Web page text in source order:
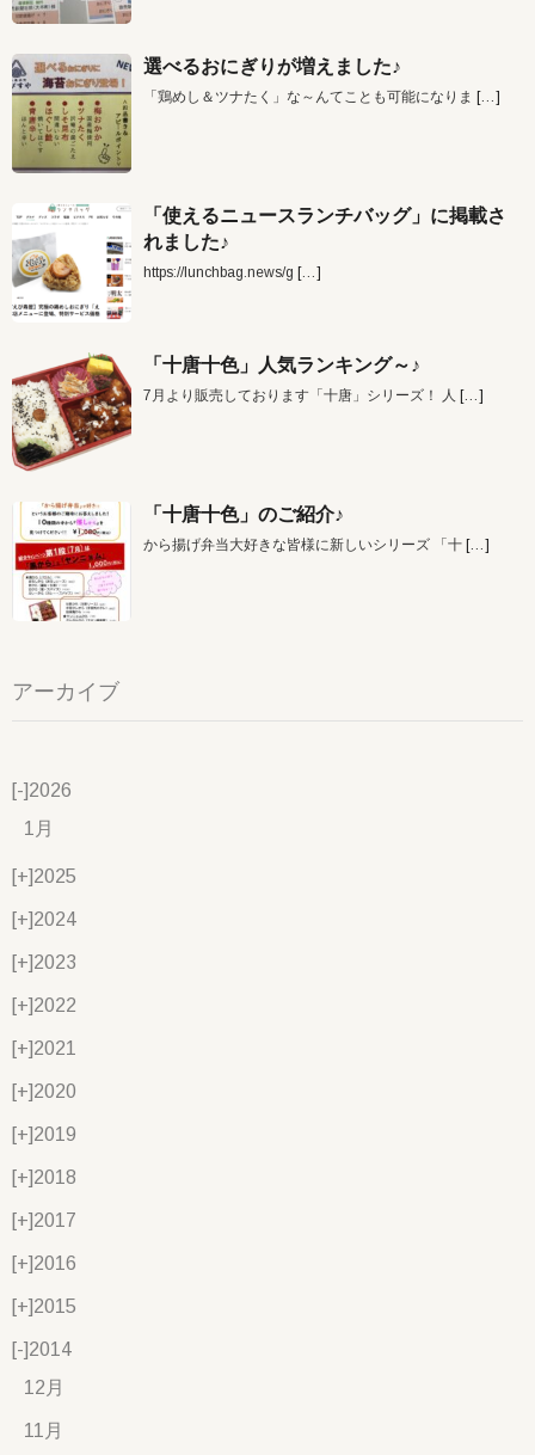
選べるおにぎりが増えました♪
「鶏めし＆ツナたく」な～んてことも可能になりま […]
「使えるニュースランチバッグ」に掲載さ
れました♪
https://lunchbag.news/g […]
「十唐十色」人気ランキング～♪
7月より販売しております「十唐」シリーズ！ 人 […]
「十唐十色」のご紹介♪
から揚げ弁当大好きな皆様に新しいシリーズ 「十 […]
アーカイブ
[-]2026
1月
[+]2025
[+]2024
[+]2023
[+]2022
[+]2021
[+]2020
[+]2019
[+]2018
[+]2017
[+]2016
[+]2015
[-]2014
12月
11月